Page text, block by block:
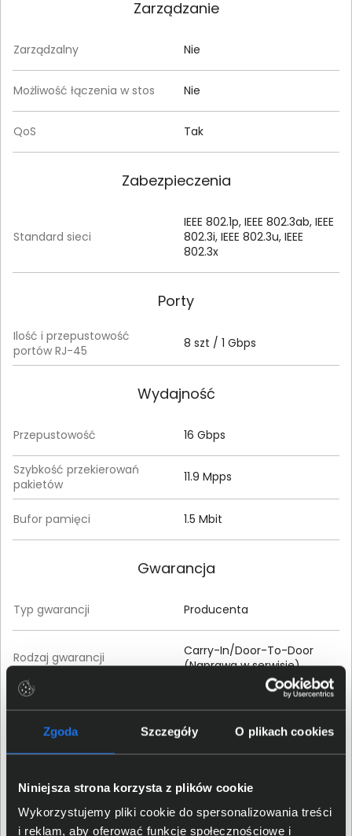
Zgoda Szczegóły O plikach cookies
Niniejsza strona korzysta z plików cookie
Wykorzystujemy pliki cookie do spersonalizowania treści
i reklam, aby oferować funkcje społecznościowe i
Zarządzanie
Zarządzalny Nie
Możliwość łączenia w stos Nie
QoS Tak
Zabezpieczenia
Standard sieci
IEEE 802.1p, IEEE 802.3ab, IEEE
802.3i, IEEE 802.3u, IEEE
802.3x
Porty
Ilość i przepustowość
portów RJ-45
8 szt / 1 Gbps
Wydajność
Przepustowość 16 Gbps
Szybkość przekierowań
pakietów
11.9 Mpps
Bufor pamięci 1.5 Mbit
Gwarancja
Typ gwarancji Producenta
Rodzaj gwarancji
Carry-In/Door-To-Door
(Naprawa w serwisie)
Czas trwania gwarancji 24 miesiące
Właściwości fizyczne
Rodzaj obudowy wolnostojący
Materiał wykonania